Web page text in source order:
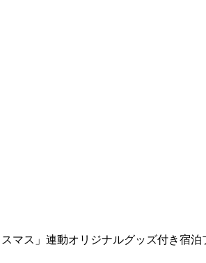
マス」連動オリジナルグッズ付き宿泊